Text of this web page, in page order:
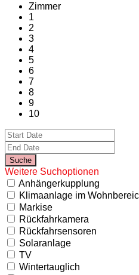
Zimmer
1
2
3
4
5
6
7
8
9
10
Weitere Suchoptionen
Anhängerkupplung
Klimaanlage im
Markise
Rückfahrkamera
Rückfahrsensoren
Solaranlage
TV
Wintertauglich